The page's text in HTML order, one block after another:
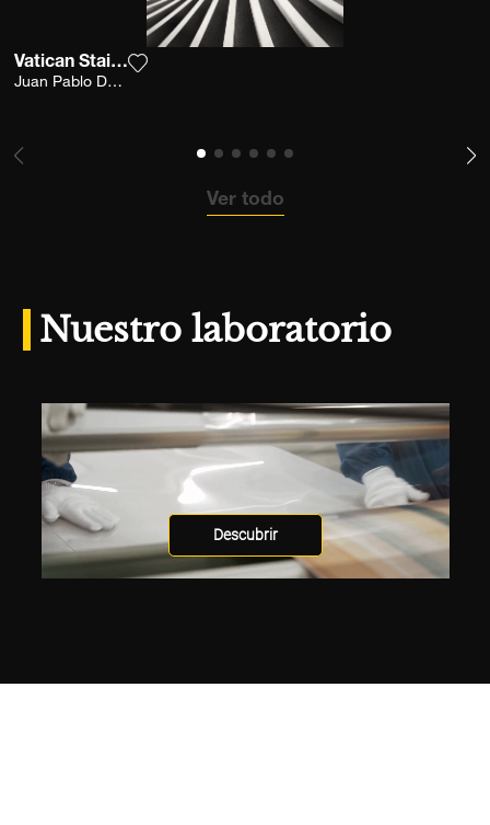
Vatican Stairs 2
Juan Pablo De Miguel
Ver todo
Nuestro laboratorio
Descubrir